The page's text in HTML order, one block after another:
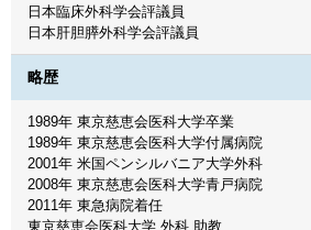
日本臨床外科学会評議員
日本肝胆膵外科学会評議員
略歴
1989年 東京慈恵会医科大学卒業
1989年 東京慈恵会医科大学付属病院
2001年 米国ペンシルバニア大学外科
2008年 東京慈恵会医科大学青戸病院
2011年 東急病院着任
東京慈恵会医科大学 外科 助教